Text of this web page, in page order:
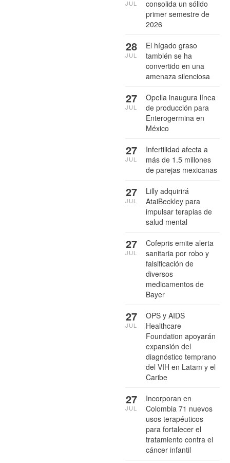
consolida un sólido
primer semestre de
2026
JUL
El hígado graso
también se ha
convertido en una
amenaza silenciosa
28
JUL
Opella inaugura línea
de producción para
Enterogermina en
México
27
JUL
Infertilidad afecta a
más de 1.5 millones
de parejas mexicanas
27
JUL
Lilly adquirirá
AtaiBeckley para
impulsar terapias de
salud mental
27
JUL
Cofepris emite alerta
sanitaria por robo y
falsificación de
diversos
medicamentos de
Bayer
27
JUL
OPS y AIDS
Healthcare
Foundation apoyarán
expansión del
diagnóstico temprano
del VIH en Latam y el
Caribe
27
JUL
Incorporan en
Colombia 71 nuevos
usos terapéuticos
para fortalecer el
tratamiento contra el
cáncer infantil
27
JUL